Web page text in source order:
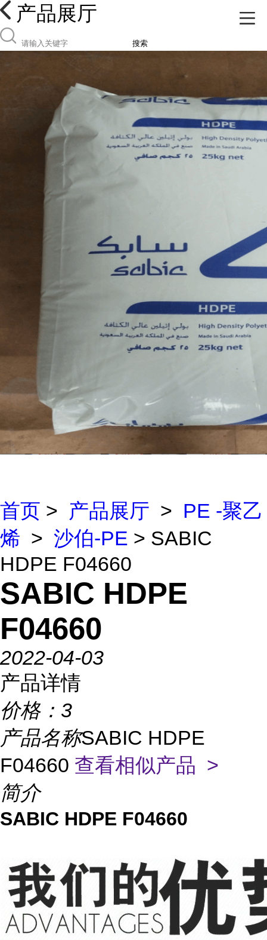
产品展厅
搜索
首页 > 产品展厅 > PE -聚乙
烯 > 沙伯-PE > SABIC
HDPE F04660
SABIC HDPE
F04660
2022-04-03
产品详情
价格： 3
产品名称SABIC HDPE
F04660 查看相似产品 >
简介
SABIC HDPE F04660